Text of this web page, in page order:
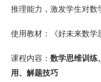
推理能力，激发学生对数
使用教材：《好未来数学
课程内容：数学思维训练
用、解题技巧